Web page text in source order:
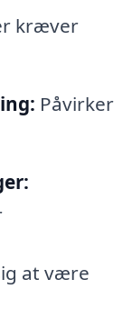
kræver
Påvirker
at være